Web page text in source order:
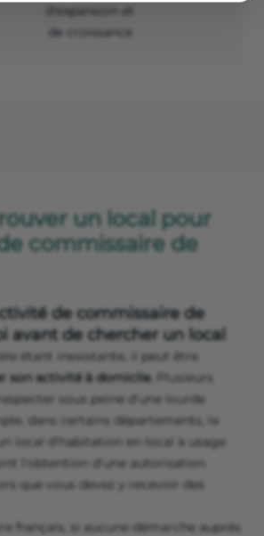
d'expansion et
de croissance
un local pour
commissaire de
de commissaire de
avant de chercher un local
étant inexistante, il peut être
son activité à domicile.
Plusieurs
sous peine d'une lourde
dans certains départements, la
local d'habitation en local à usage
l'obtention d'une autorisation
que vous devez y recevoir des
français, si aucune démarche auprès